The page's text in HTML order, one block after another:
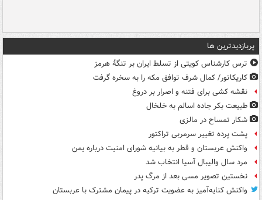
پربازدیدترین ها
ترس کارشناس کویتی از تسلط ایران بر تنگۀ هرمز
کاریکاتور/ کمال شرف توافق مکه را به سخره گرفت
نقشه کشی برای فتنه و اصرار بر دروغ
طبیعت بکر جاده اسالم به خلخال
شکار تمساح در مالزی
پشت پرده تغییر سرمربی تراکتور
واکنش عربستان و قطر به بیانیه شورای امنیت درباره یمن
مرد سال والیبال آسیا انتخاب شد
نخستین تصویر مسی بعد از مرگ پدر
واکنش کنایه‌آمیز به عضویت ترکیه در پیمان مشترک با عربستان